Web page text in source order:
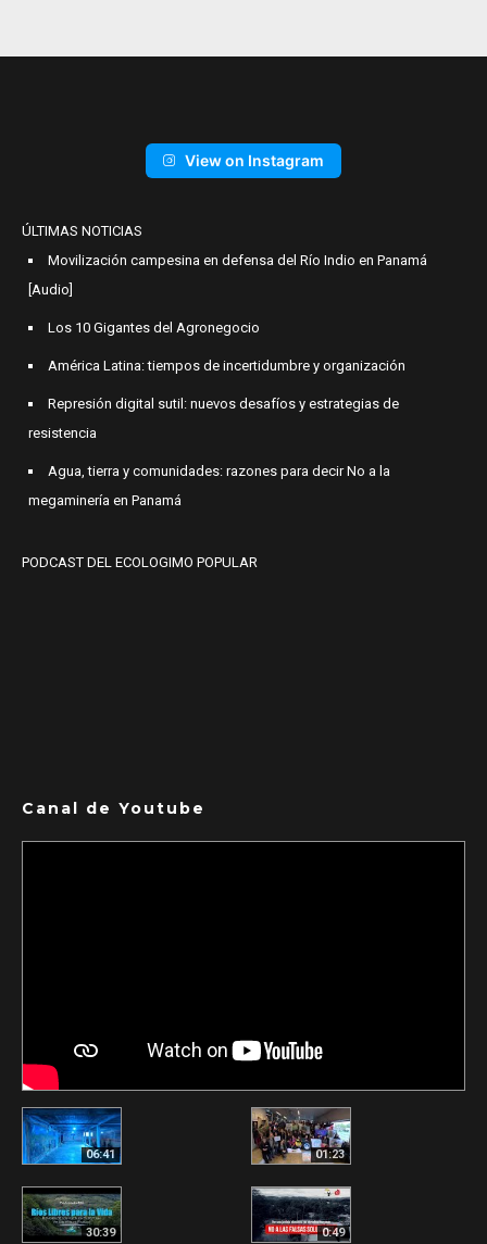
View on Instagram
ÚLTIMAS NOTICIAS
Movilización campesina en defensa del Río Indio en Panamá
[Audio]
Los 10 Gigantes del Agronegocio
América Latina: tiempos de incertidumbre y organización
Represión digital sutil: nuevos desafíos y estrategias de
resistencia
Agua, tierra y comunidades: razones para decir No a la
megaminería en Panamá
PODCAST DEL ECOLOGIMO POPULAR
Canal de Youtube
06:41 01:23
30:39 0:49